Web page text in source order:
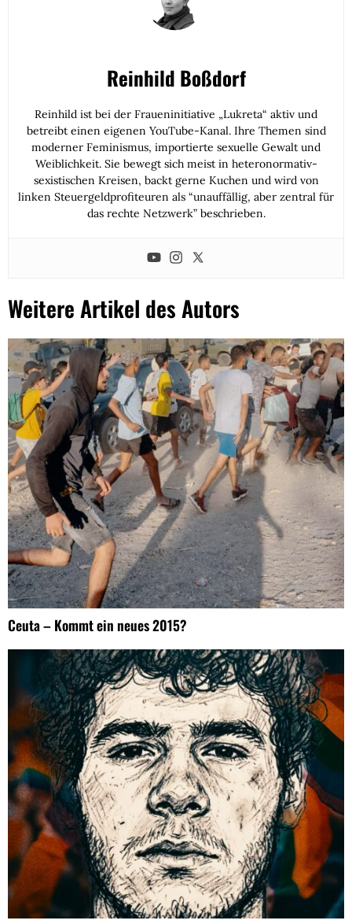
Reinhild Boßdorf
Reinhild ist bei der Fraueninitiative „Lukreta“ aktiv und
betreibt einen eigenen YouTube-Kanal. Ihre Themen sind
moderner Feminismus, importierte sexuelle Gewalt und
Weiblichkeit. Sie bewegt sich meist in heteronormativ-
sexistischen Kreisen, backt gerne Kuchen und wird von
linken Steuergeldprofiteuren als “unauffällig, aber zentral für
das rechte Netzwerk” beschrieben.
Weitere Artikel des Autors
Ceuta – Kommt ein neues 2015?